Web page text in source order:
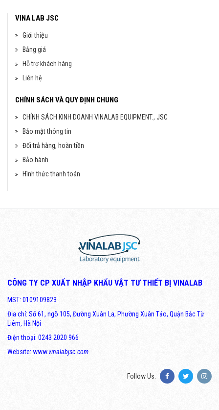
VINA LAB JSC
Giới thiệu
Bảng giá
Hỗ trợ khách hàng
Liên hệ
CHÍNH SÁCH VÀ QUY ĐỊNH CHUNG
CHÍNH SÁCH KINH DOANH VINALAB EQUIPMENT., JSC
Bảo mật thông tin
Đổi trả hàng, hoàn tiền
Bảo hành
Hình thức thanh toán
CÔNG TY CP XUẤT NHẬP KHẨU VẬT TƯ THIẾT BỊ VINALAB
MST: 0109109823
Địa chỉ: Số 61, ngõ 105, Đường Xuân La, Phường Xuân Tảo, Quận Bắc Từ
Liêm, Hà Nội
Điện thoại: 0243 2020 966
Website: www.vinalabjsc.com
Follow Us: